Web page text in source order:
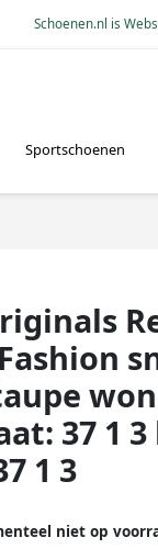
Schoenen.nl is
Sportschoenen
37 1
1 3
niet op